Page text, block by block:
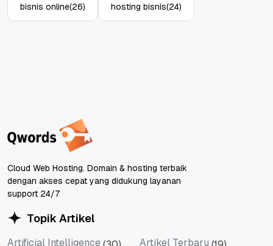
bisnis online(26) hosting bisnis(24)
Cloud Web Hosting. Domain & hosting terbaik
dengan akses cepat yang didukung layanan
support 24/7
Topik Artikel
Artificial Intelligence Artikel Terbaru